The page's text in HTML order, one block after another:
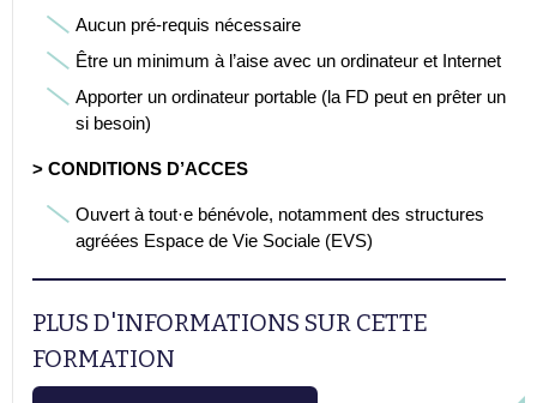
Aucun pré-requis nécessaire
Être un minimum à l’aise avec un ordinateur et Internet
Apporter un ordinateur portable (la FD peut en prêter un
si besoin)
> CONDITIONS D’ACCES
Ouvert à tout·e bénévole, notamment des structures
agréées Espace de Vie Sociale (EVS)
PLUS D'INFORMATIONS SUR CETTE
FORMATION